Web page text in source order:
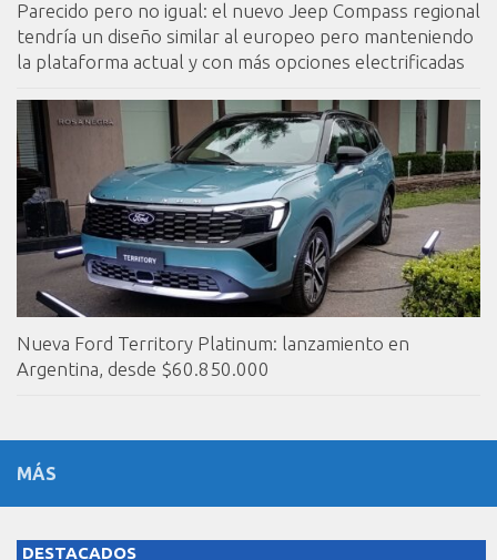
Parecido pero no igual: el nuevo Jeep Compass regional
tendría un diseño similar al europeo pero manteniendo
la plataforma actual y con más opciones electrificadas
Nueva Ford Territory Platinum: lanzamiento en
Argentina, desde $60.850.000
MÁS
DESTACADOS